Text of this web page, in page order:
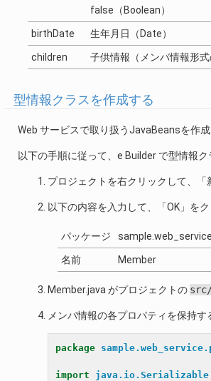
false（Boolean）
birthDate 生年月日（Date）
children 子供情報（メンバ情報形式
型情報クラスを作成する
Web サービスで取り扱うJavaBeansを作成
以下の手順に従って、e Builder で型情報ク
プロジェクトを右クリックして、
以下の内容を入力して、「OK」をク
パッケージ
名前 Member
Member.java がプロジェクトの
メンバ情報の各プロパティを保持
package
import java.io.Serializable